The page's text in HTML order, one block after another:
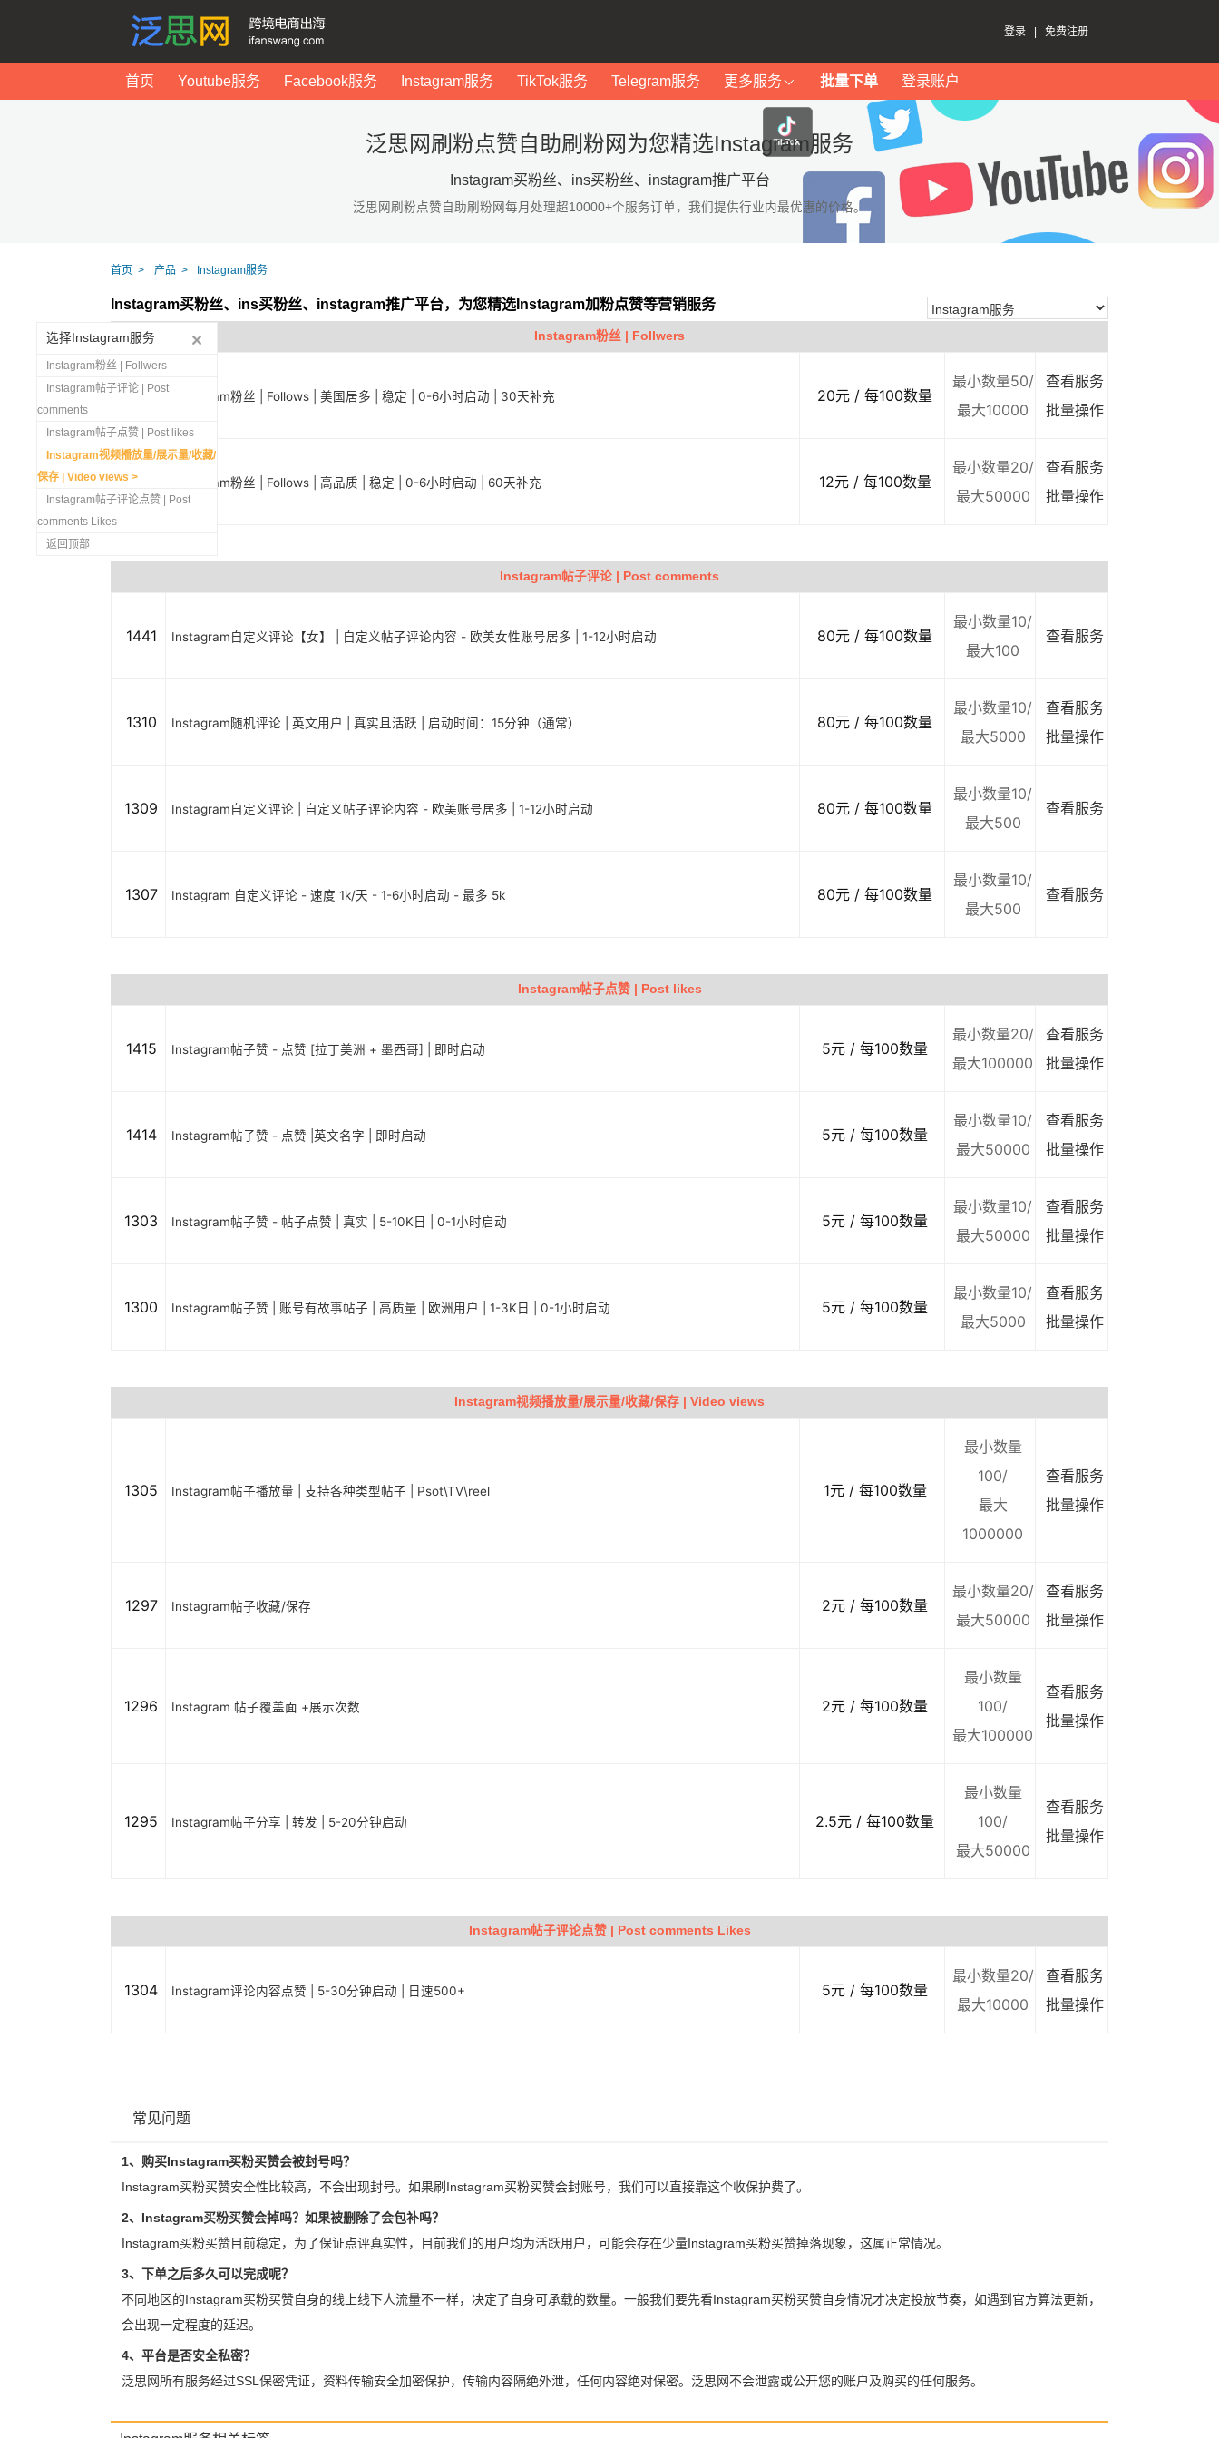
登录 免费注册
首页 Youtube服务 Facebook服务 Instagram服务 TikTok服务 Telegram服务 更多服务 批量下单 登录账户
泛思网刷粉点赞自助刷粉网为您精选Instagram服务
Instagram买粉丝、ins买粉丝、instagram推广平台
泛思网刷粉点赞自助刷粉网每月处理超10000+个服务订单，我们提供行业内最优惠的价格。
首页 产品 Instagram服务
Instagram买粉丝、ins买粉丝、instagram推广平台，为您精选Instagram加粉点赞等营销服务
Instagram粉丝 | Follwers
1444 Instagram粉丝 | Follows | 美国居多 | 稳定 | 0-6小时启动 | 30天补充 20元 / 每100数量
最小数量50/
最大10000
查看服务
批量操作
1298 Instagram粉丝 | Follows | 高品质 | 稳定 | 0-6小时启动 | 60天补充 12元 / 每100数量
最小数量20/
最大50000
查看服务
批量操作
Instagram帖子评论 | Post comments
1441 Instagram自定义评论【女】 | 自定义帖子评论内容 - 欧美女性账号居多 | 1-12小时启动 80元 / 每100数量
最小数量10/
最大100
查看服务
1310 Instagram随机评论 | 英文用户 | 真实且活跃 | 启动时间：15分钟（通常） 80元 / 每100数量
最小数量10/
最大5000
查看服务
批量操作
1309 Instagram自定义评论 | 自定义帖子评论内容 - 欧美账号居多 | 1-12小时启动 80元 / 每100数量
最小数量10/
最大500
查看服务
1307 Instagram 自定义评论 - 速度 1k/天 - 1-6小时启动 - 最多 5k 80元 / 每100数量
最小数量10/
最大500
查看服务
Instagram帖子点赞 | Post likes
1415 Instagram帖子赞 - 点赞 [拉丁美洲 + 墨西哥] | 即时启动 5元 / 每100数量
最小数量20/
最大100000
查看服务
批量操作
1414 Instagram帖子赞 - 点赞 |英文名字 | 即时启动 5元 / 每100数量
最小数量10/
最大50000
查看服务
批量操作
1303 Instagram帖子赞 - 帖子点赞 | 真实 | 5-10K日 | 0-1小时启动 5元 / 每100数量
最小数量10/
最大50000
查看服务
批量操作
1300 Instagram帖子赞 | 账号有故事帖子 | 高质量 | 欧洲用户 | 1-3K日 | 0-1小时启动 5元 / 每100数量
最小数量10/
最大5000
查看服务
批量操作
Instagram视频播放量/展示量/收藏/保存 | Video views
1305 Instagram帖子播放量 | 支持各种类型帖子 | Psot\TV\reel 1元 / 每100数量
最小数量
100/
最大
1000000
查看服务
批量操作
1297 Instagram帖子收藏/保存 2元 / 每100数量
最小数量20/
最大50000
查看服务
批量操作
1296 Instagram 帖子覆盖面 +展示次数 2元 / 每100数量
最小数量
100/
最大100000
查看服务
批量操作
1295 Instagram帖子分享 | 转发 | 5-20分钟启动 2.5元 / 每100数量
最小数量
100/
最大50000
查看服务
批量操作
Instagram帖子评论点赞 | Post comments Likes
1304 Instagram评论内容点赞 | 5-30分钟启动 | 日速500+ 5元 / 每100数量
最小数量20/
最大10000
查看服务
批量操作
常见问题
1、购买Instagram买粉买赞会被封号吗？
Instagram买粉买赞安全性比较高，不会出现封号。如果刷Instagram买粉买赞会封账号，我们可以直接靠这个收保护费了。
2、Instagram买粉买赞会掉吗？如果被删除了会包补吗？
Instagram买粉买赞目前稳定，为了保证点评真实性，目前我们的用户均为活跃用户，可能会存在少量Instagram买粉买赞掉落现象，这属正常情况。
3、下单之后多久可以完成呢？
不同地区的Instagram买粉买赞自身的线上线下人流量不一样，决定了自身可承载的数量。一般我们要先看Instagram买粉买赞自身情况才决定投放节奏，如遇到官方算法更新，
会出现一定程度的延迟。
4、平台是否安全私密？
泛思网所有服务经过SSL保密凭证，资料传输安全加密保护，传输内容隔绝外泄，任何内容绝对保密。泛思网不会泄露或公开您的账户及购买的任何服务。
选择Instagram服务
Instagram粉丝 | Follwers
Instagram帖子评论 | Post
comments
Instagram帖子点赞 | Post likes
Instagram视频播放量/展示量/收藏/
保存 | Video views
Instagram帖子评论点赞 | Post
comments Likes
返回顶部